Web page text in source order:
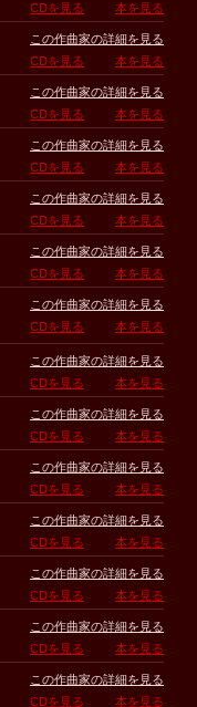
CDを見る
本を見る
この作曲家の詳細を見る
CDを見る
本を見る
この作曲家の詳細を見る
CDを見る
本を見る
この作曲家の詳細を見る
CDを見る
本を見る
この作曲家の詳細を見る
CDを見る
本を見る
この作曲家の詳細を見る
CDを見る
本を見る
この作曲家の詳細を見る
CDを見る
本を見る
この作曲家の詳細を見る
CDを見る
本を見る
この作曲家の詳細を見る
CDを見る
本を見る
この作曲家の詳細を見る
CDを見る
本を見る
この作曲家の詳細を見る
CDを見る
本を見る
この作曲家の詳細を見る
CDを見る
本を見る
この作曲家の詳細を見る
CDを見る
本を見る
この作曲家の詳細を見る
CDを見る
本を見る